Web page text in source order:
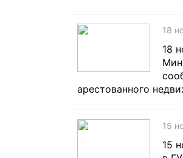
18
18
арестованного
15
15